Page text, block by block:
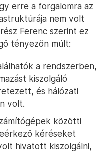
erre a forgalomra az
nem volt
Ferenc szerint ez
tényezőn múlt:
a rendszerben,
kiszolgáló
és hálózati
volt.
közötti
kéréseket
hivatott kiszolgálni,